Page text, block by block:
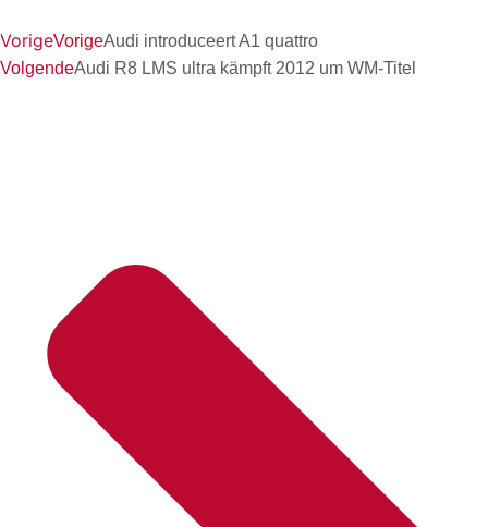
VorigeVorigeAudi introduceert A1 quattro
VolgendeAudi R8 LMS ultra kämpft 2012 um WM-Titel